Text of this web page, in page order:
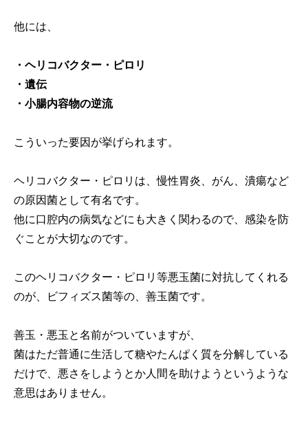
他には、
・ヘリコバクター・ピロリ
・遺伝
・小腸内容物の逆流
こういった要因が挙げられます。
ヘリコバクター・ピロリは、慢性胃炎、がん、潰瘍など
の原因菌として有名です。
他に口腔内の病気などにも大きく関わるので、感染を防
ぐことが大切なのです。
このヘリコバクター・ピロリ等悪玉菌に対抗してくれる
のが、ビフィズス菌等の、善玉菌です。
善玉・悪玉と名前がついていますが、
菌はただ普通に生活して糖やたんぱく質を分解している
だけで、悪さをしようとか人間を助けようというような
意思はありません。